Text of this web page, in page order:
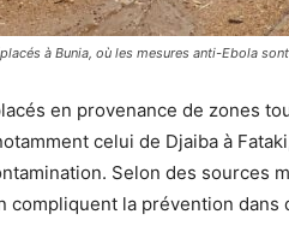
à Bunia, où les mesures anti-Ebola
en provenance de zones
celui de Djaiba à
Selon des sources
compliquent la prévention dans